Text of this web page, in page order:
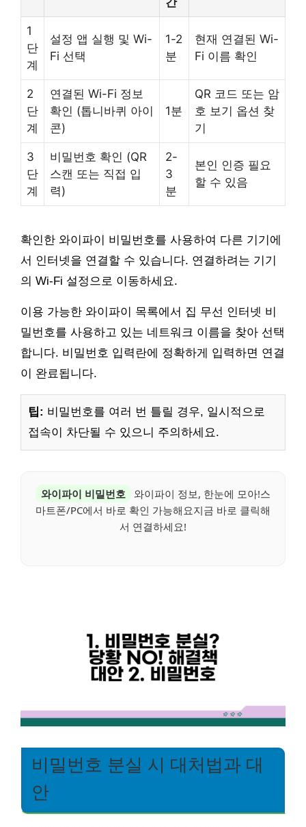
1
단
계
설정 앱 실행 및 Wi-
Fi 선택
1-2
분
현재 연결된 Wi-
Fi 이름 확인
2
단
계
연결된 Wi-Fi 정보
확인 (톱니바퀴 아이
콘)
1분
QR 코드 또는 암
호 보기 옵션 찾
기
3
단
계
비밀번호 확인 (QR
스캔 또는 직접 입
력)
2-
3
분
본인 인증 필요
할 수 있음
확인한 와이파이 비밀번호를 사용하여 다른 기기에
서 인터넷을 연결할 수 있습니다. 연결하려는 기기
의 Wi-Fi 설정으로 이동하세요.
이용 가능한 와이파이 목록에서 집 무선 인터넷 비
밀번호를 사용하고 있는 네트워크 이름을 찾아 선택
합니다. 비밀번호 입력란에 정확하게 입력하면 연결
이 완료됩니다.
팁: 비밀번호를 여러 번 틀릴 경우, 일시적으로
접속이 차단될 수 있으니 주의하세요.
와이파이 비밀번호
와이파이 정보, 한눈에 모아!스
마트폰/PC에서 바로 확인 가능해요지금 바로 클릭해
서 연결하세요!
비밀번호 분실 시 대처법과 대
안